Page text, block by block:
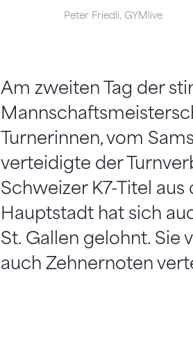
Peter Friedli, GYMlive
Am zweiten Tag der
Turnerinnen, vom
verteidigte der
Schweizer K7-Titel
Hauptstadt hat sich
St. Gallen gelohnt. Sie
auch Zehnernoten